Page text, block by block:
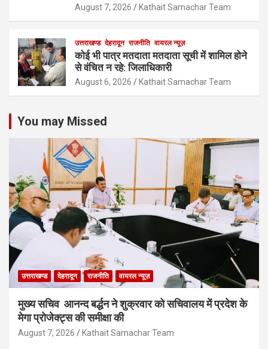
August 7, 2026 Kathait Samachar Team
उत्तराखण्ड देहरादून राजनीति वायरल न्यूज़
कोई भी पात्र मतदाता मतदाता सूची में शामिल होने
से वंचित न रहे: जिलाधिकारी
August 6, 2026 Kathait Samachar Team
You may Missed
उत्तराखण्ड देहरादून राजनीति वायरल न्यूज़
मुख्य सचिव आनन्द बर्द्धन ने शुक्रवार को सचिवालय में प्रदेश के
मेगा प्रोजेक्ट्स की समीक्षा की
August 7, 2026 Kathait Samachar Team